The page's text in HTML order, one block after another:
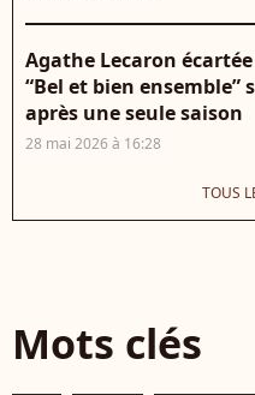
Agathe Lecaron
“Bel et bien ensemble”
après une seule saison
28 mai 2026 à 16:28
TOUS
Mots clés